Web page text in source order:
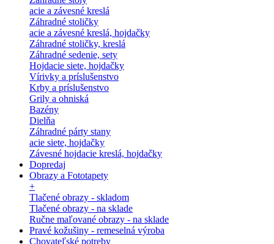
acie a závesné kreslá
Záhradné stoličky
acie a závesné kreslá, hojdačky
Záhradné stoličky, kreslá
Záhradné sedenie, sety
Hojdacie siete, hojdačky
Vírivky a príslušenstvo
Krby a príslušenstvo
Grily a ohniská
Bazény
Dielňa
Záhradné párty stany
acie siete, hojdačky
Závesné hojdacie kreslá, hojdačky
Dopredaj
Obrazy a Fototapety
+
Tlačené obrazy - skladom
Tlačené obrazy - na sklade
Ručne maľované obrazy - na sklade
Pravé kožušiny - remeselná výroba
Chovateľské potreby